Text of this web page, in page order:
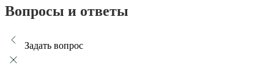
Вопросы и ответы
Задать вопрос